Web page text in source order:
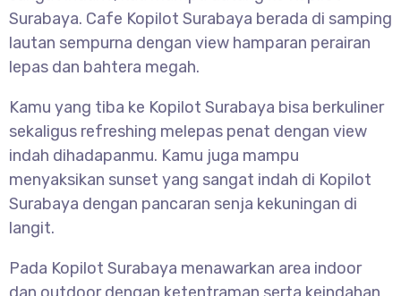
Surabaya. Cafe Kopilot Surabaya berada di samping
lautan sempurna dengan view hamparan perairan
lepas dan bahtera megah.
Kamu yang tiba ke Kopilot Surabaya bisa berkuliner
sekaligus refreshing melepas penat dengan view
indah dihadapanmu. Kamu juga mampu
menyaksikan sunset yang sangat indah di Kopilot
Surabaya dengan pancaran senja kekuningan di
langit.
Pada Kopilot Surabaya menawarkan area indoor